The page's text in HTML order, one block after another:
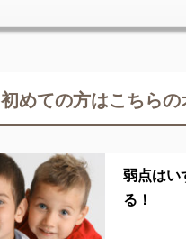
初めての方はこちらの
弱点はい
る！